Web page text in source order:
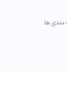
مندی ها